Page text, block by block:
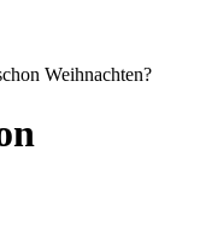
Weihnachten?